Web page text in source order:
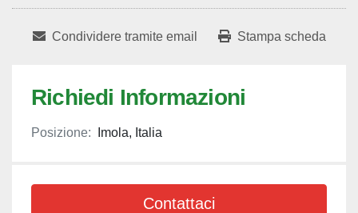
Condividere tramite email Stampa scheda
Richiedi Informazioni
Posizione: Imola, Italia
Contattaci